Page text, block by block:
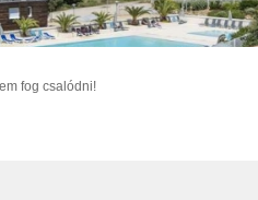
fog csalódni!